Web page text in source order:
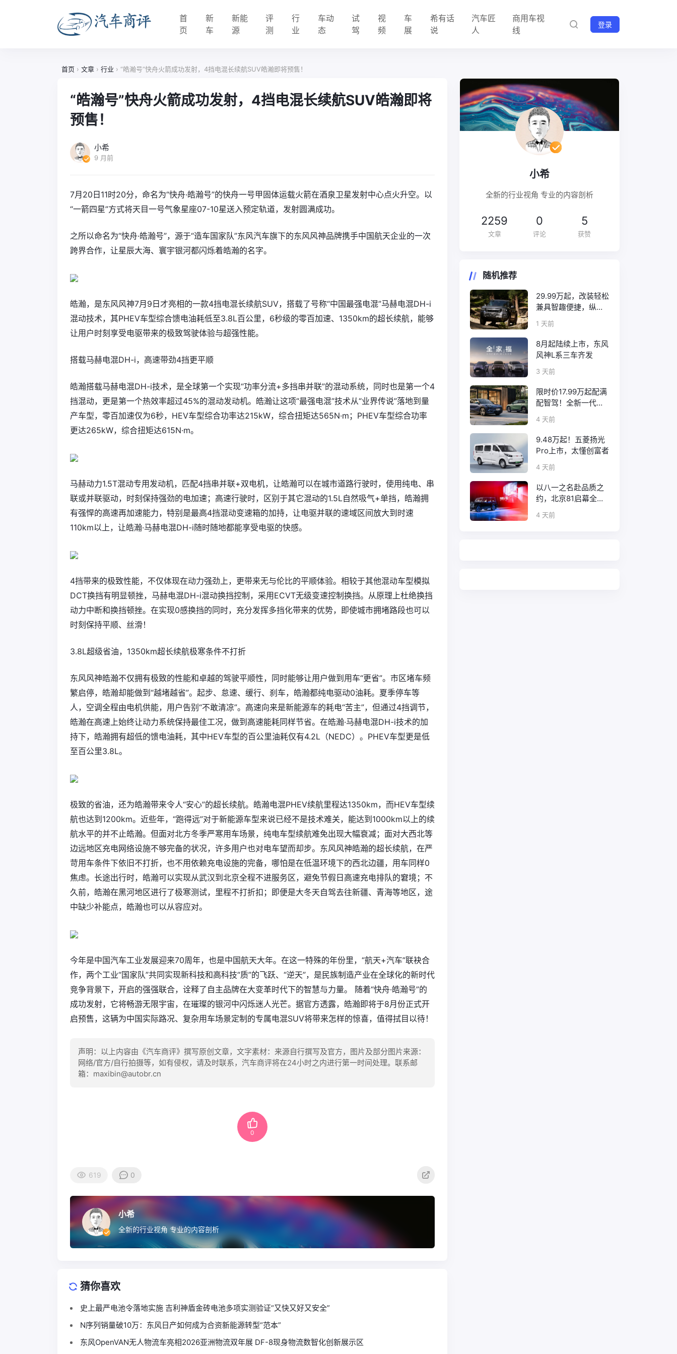
首
页
新
车
新能
源
评
测
行
业
车动
态
试
驾
视
频
车
展
希有话
说
汽车匠
人
商用车视
线
登录
首页 › 文章 › 行业 › “皓瀚号”快舟火箭成功发射，4挡电混长续航SUV皓瀚即将预售！
“皓瀚号”快舟火箭成功发射，4挡电混长续航SUV皓瀚即将
预售！
小希
9 月前
7月20日11时20分，命名为“快舟·皓瀚号”的快舟一号甲固体运载火箭在酒泉卫星发射中心点火升空。以
“一箭四星”方式将天目一号气象星座07-10星送入预定轨道，发射圆满成功。
之所以命名为“快舟·皓瀚号”，源于“造车国家队”东风汽车旗下的东风风神品牌携手中国航天企业的一次
跨界合作，让星辰大海、寰宇银河都闪烁着皓瀚的名字。
皓瀚，是东风风神7月9日才亮相的一款4挡电混长续航SUV，搭载了号称“中国最强电混”马赫电混DH-i
混动技术，其PHEV车型综合馈电油耗低至3.8L百公里，6秒级的零百加速、1350km的超长续航，能够
让用户时刻享受电驱带来的极致驾驶体验与超强性能。
搭载马赫电混DH-i，高速带劲4挡更平顺
皓瀚搭载马赫电混DH-i技术，是全球第一个实现“功率分流+多挡串并联”的混动系统，同时也是第一个4
挡混动，更是第一个热效率超过45%的混动发动机。皓瀚让这项“最强电混”技术从“业界传说”落地到量
产车型，零百加速仅为6秒，HEV车型综合功率达215kW，综合扭矩达565N·m；PHEV车型综合功率
更达265kW，综合扭矩达615N·m。
马赫动力1.5T混动专用发动机，匹配4挡串并联+双电机，让皓瀚可以在城市道路行驶时，使用纯电、串
联或并联驱动，时刻保持强劲的电加速；高速行驶时，区别于其它混动的1.5L自然吸气+单挡，皓瀚拥
有强悍的高速再加速能力，特别是最高4挡混动变速箱的加持，让电驱并联的速域区间放大到时速
110km以上，让皓瀚·马赫电混DH-i随时随地都能享受电驱的快感。
4挡带来的极致性能，不仅体现在动力强劲上，更带来无与伦比的平顺体验。相较于其他混动车型模拟
DCT换挡有明显顿挫，马赫电混DH-i混动换挡控制，采用ECVT无级变速控制换挡。从原理上杜绝换挡
动力中断和换挡顿挫。在实现0感换挡的同时，充分发挥多挡化带来的优势，即使城市拥堵路段也可以
时刻保持平顺、丝滑！
3.8L超级省油，1350km超长续航极寒条件不打折
东风风神皓瀚不仅拥有极致的性能和卓越的驾驶平顺性，同时能够让用户做到用车“更省”。市区堵车频
繁启停，皓瀚却能做到“越堵越省”。起步、怠速、缓行、刹车，皓瀚都纯电驱动0油耗。夏季停车等
人，空调全程由电机供能，用户告别“不敢清凉”。高速向来是新能源车的耗电“苦主”，但通过4挡调节，
皓瀚在高速上始终让动力系统保持最佳工况，做到高速能耗同样节省。在皓瀚·马赫电混DH-i技术的加
持下，皓瀚拥有超低的馈电油耗，其中HEV车型的百公里油耗仅有4.2L（NEDC）。PHEV车型更是低
至百公里3.8L。
极致的省油，还为皓瀚带来令人“安心”的超长续航。皓瀚电混PHEV续航里程达1350km，而HEV车型续
航也达到1200km。近些年，“跑得远”对于新能源车型来说已经不是技术难关，能达到1000km以上的续
航水平的并不止皓瀚。但面对北方冬季严寒用车场景，纯电车型续航难免出现大幅衰减；面对大西北等
边远地区充电网络设施不够完备的状况，许多用户也对电车望而却步。东风风神皓瀚的超长续航，在严
苛用车条件下依旧不打折，也不用依赖充电设施的完备，哪怕是在低温环境下的西北边疆，用车同样0
焦虑。长途出行时，皓瀚可以实现从武汉到北京全程不进服务区，避免节假日高速充电排队的窘境；不
久前，皓瀚在黑河地区进行了极寒测试，里程不打折扣；即便是大冬天自驾去往新疆、青海等地区，途
中缺少补能点，皓瀚也可以从容应对。
今年是中国汽车工业发展迎来70周年，也是中国航天大年。在这一特殊的年份里，“航天+汽车”联袂合
作，两个工业“国家队”共同实现新科技和高科技“质”的飞跃、“逆天”，是民族制造产业在全球化的新时代
竞争背景下，开启的强强联合，诠释了自主品牌在大变革时代下的智慧与力量。 随着“快舟·皓瀚号”的
成功发射，它将畅游无限宇宙，在璀璨的银河中闪烁迷人光芒。据官方透露，皓瀚即将于8月份正式开
启预售，这辆为中国实际路况、复杂用车场景定制的专属电混SUV将带来怎样的惊喜，值得拭目以待！
声明：以上内容由《汽车商评》撰写原创文章，文字素材：来源自行撰写及官方，图片及部分图片来源：
网络/官方/自行拍摄等，如有侵权，请及时联系，汽车商评将在24小时之内进行第一时间处理。联系邮
箱：maxibin@autobr.cn
0
619 0
小希
全新的行业视角 专业的内容剖析
猜你喜欢
史上最严电池令落地实施 吉利神盾金砖电池多项实测验证“又快又好又安全”
N序列销量破10万：东风日产如何成为合资新能源转型“范本”
东风OpenVAN无人物流车亮相2026亚洲物流双年展 DF-8现身物流数智化创新展示区
小希
全新的行业视角 专业的内容剖析
2259
文章
0
评论
5
获赞
随机推荐
29.99万起，改装轻松
兼具智趣便捷，纵横
F700上市
1 天前
8月起陆续上市，东风
风神L系三车齐发
3 天前
限时价17.99万起配满
配智驾！全新一代天
工08正式上市
4 天前
9.48万起！五菱扬光
Pro上市，太懂创富者
4 天前
以八一之名赴品质之
约，北京81启幕全新
口碑征程
4 天前